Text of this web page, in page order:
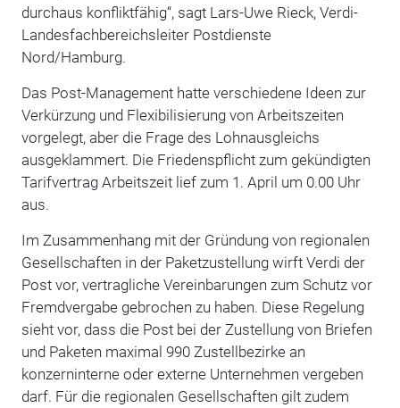
durchaus konfliktfähig“, sagt Lars-Uwe Rieck, Verdi-
Landesfachbereichsleiter Postdienste
Nord/Hamburg.
Das Post-Management hatte verschiedene Ideen zur
Verkürzung und Flexibilisierung von Arbeitszeiten
vorgelegt, aber die Frage des Lohnausgleichs
ausgeklammert. Die Friedenspflicht zum gekündigten
Tarifvertrag Arbeitszeit lief zum 1. April um 0.00 Uhr
aus.
Im Zusammenhang mit der Gründung von regionalen
Gesellschaften in der Paketzustellung wirft Verdi der
Post vor, vertragliche Vereinbarungen zum Schutz vor
Fremdvergabe gebrochen zu haben. Diese Regelung
sieht vor, dass die Post bei der Zustellung von Briefen
und Paketen maximal 990 Zustellbezirke an
konzerninterne oder externe Unternehmen vergeben
darf. Für die regionalen Gesellschaften gilt zudem